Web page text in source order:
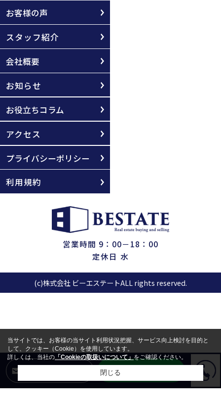
お客様の声
スタッフ紹介
会社概要
お知らせ
お役立ちコラム
アクセス
プライバシーポリシー
利用規約
営業時間 9：00－18：00
定休日 水
(c)株式会社 ビーエステートALL rights reserved.
LINEからお問合せ
当サイトでは、お客様の当サイト利用状況把握、サービス向上検討を目的と
して、クッキー（Cookie）を使用しています。
詳しくは、当社の「Cookieの取扱いについて」をご確認ください。
閉じる